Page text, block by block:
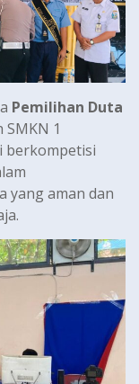
Pemilihan Duta
SMKN 1
berkompetisi
yang aman dan